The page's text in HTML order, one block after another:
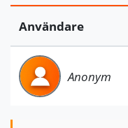
Användare
Anonym